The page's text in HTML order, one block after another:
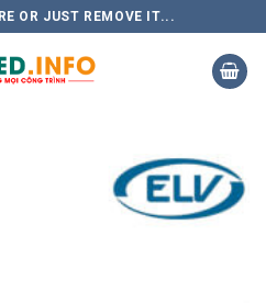
OR JUST REMOVE IT...